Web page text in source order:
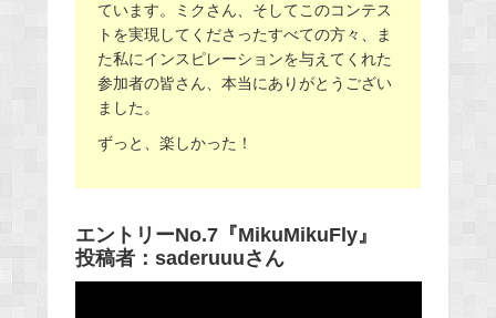
ています。ミクさん、そしてこのコンテス
トを実現してくださったすべての方々、ま
た私にインスピレーションを与えてくれた
参加者の皆さん、本当にありがとうござい
ました。
ずっと、楽しかった！
エントリーNo.7『MikuMikuFly』
投稿者：saderuuuさん